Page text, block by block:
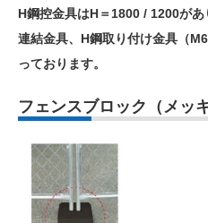
H鋼控金具はH＝1800 / 1200があ
連結金具、H鋼取り付け金具（
っております。
フェンスブロック（メッキ